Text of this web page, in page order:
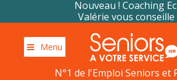
Nouveau ! Coaching
Valérie vous conseille
Menu
N°1 de l'Emploi Seniors et